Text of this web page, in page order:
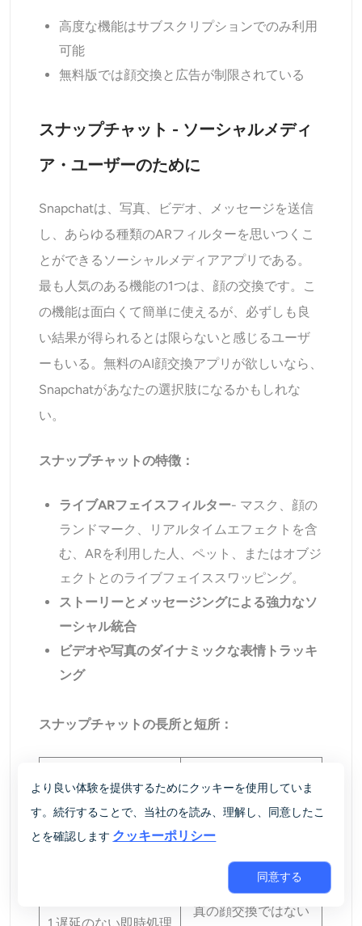
高度な機能はサブスクリプションでのみ利用
可能
無料版では顔交換と広告が制限されている
スナップチャット - ソーシャルメディ
ア・ユーザーのために
Snapchatは、写真、ビデオ、メッセージを送信
し、あらゆる種類のARフィルターを思いつくこ
とができるソーシャルメディアアプリである。
最も人気のある機能の1つは、顔の交換です。こ
の機能は面白くて簡単に使えるが、必ずしも良
い結果が得られるとは限らないと感じるユーザ
ーもいる。無料のAI顔交換アプリが欲しいなら、
Snapchatがあなたの選択肢になるかもしれな
い。
スナップチャットの特徴：
ライブARフェイスフィルター- マスク、顔の
ランドマーク、リアルタイムエフェクトを含
む、ARを利用した人、ペット、またはオブジ
ェクトとのライブフェイススワッピング。
ストーリーとメッセージングによる強力なソ
ーシャル統合
ビデオや写真のダイナミックな表情トラッキ
ング
スナップチャットの長所と短所：
1.純粋にエンターテイ
メントに特化し、精
度が限られており、
真の顔交換ではない
より良い体験を提供するためにクッキーを使用していま
す。続行することで、当社のを読み、理解し、同意したこ
とを確認します クッキーポリシー
同意する